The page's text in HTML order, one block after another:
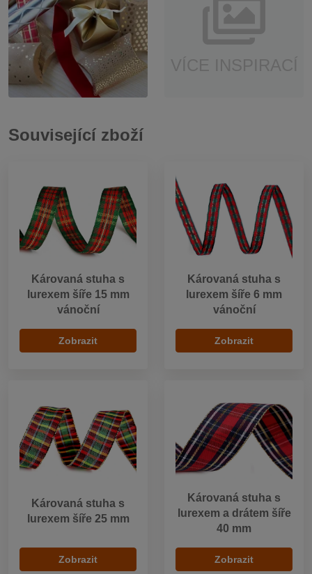
Související zboží
Károvaná stuha s
lurexem šíře 15 mm
vánoční
Zobrazit
Károvaná stuha s
lurexem šíře 6 mm
vánoční
Zobrazit
Károvaná stuha s
lurexem šíře 25 mm
Zobrazit
Károvaná stuha s
lurexem a drátem šíře
40 mm
Zobrazit